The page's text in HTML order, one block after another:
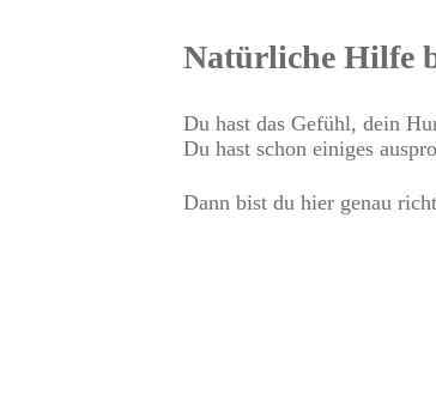
Natürliche Hilfe
Du hast das Gefühl, dein
Du hast schon einiges
Dann bist du hier genau